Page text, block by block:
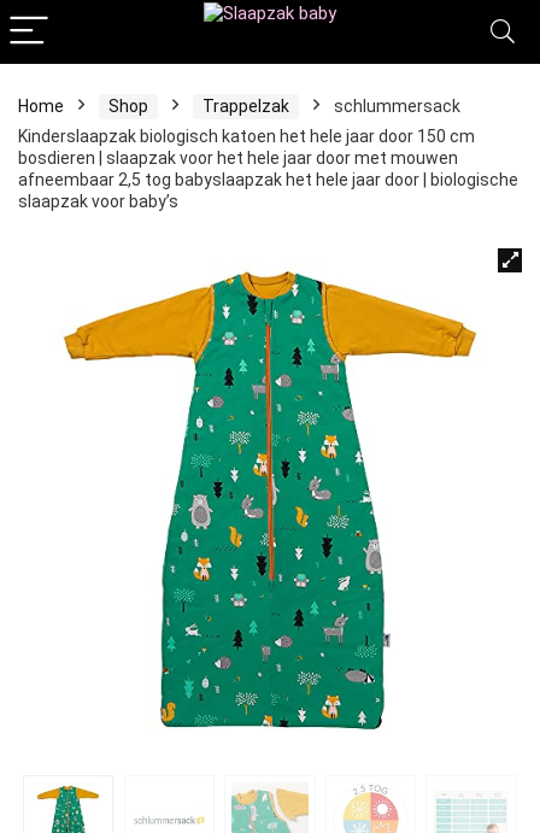
Home Shop Trappelzak
schlummersack
Kinderslaapzak biologisch katoen het hele jaar door 150 cm
bosdieren | slaapzak voor het hele jaar door met mouwen
afneembaar 2,5 tog babyslaapzak het hele jaar door | biologische
slaapzak voor baby’s